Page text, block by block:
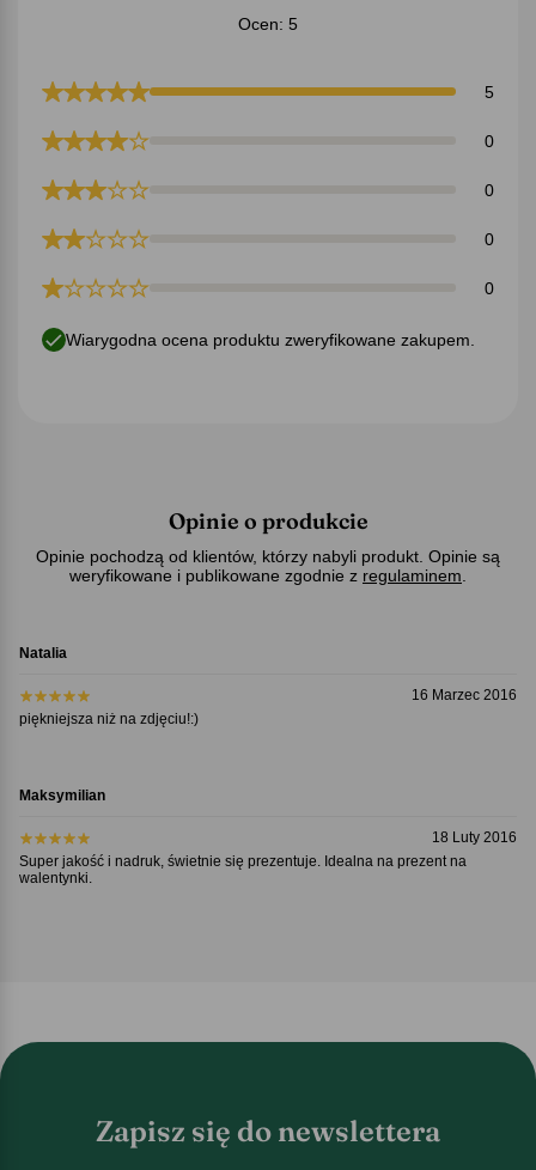
Ocen: 5
5
0
0
0
0
Wiarygodna ocena produktu zweryfikowane zakupem.
Opinie o produkcie
Opinie pochodzą od klientów, którzy nabyli produkt. Opinie są
weryfikowane i publikowane zgodnie z regulaminem
Natalia
16 Marzec 2016
piękniejsza niż na zdjęciu!:)
Maksymilian
18 Luty 2016
Super jakość i nadruk, świetnie się prezentuje. Idealna na prezent na
walentynki.
Zapisz się do newslettera